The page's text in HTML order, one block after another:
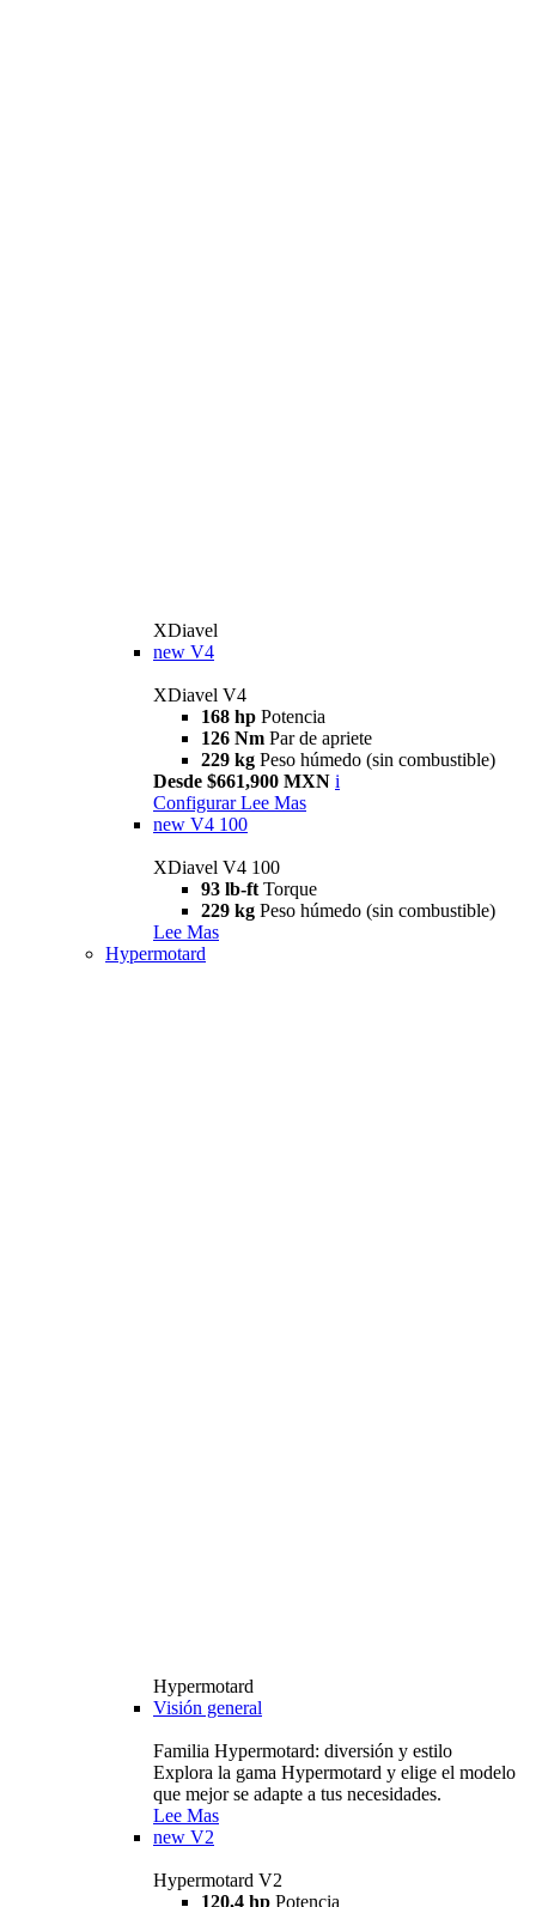
XDiavel
new V4
XDiavel V4
168 hp Potencia
126 Nm Par de apriete
229 kg Peso húmedo (sin combustible)
Desde $661,900 MXN i
Configurar Lee Mas
new V4 100
XDiavel V4 100
93 lb-ft Torque
229 kg Peso húmedo (sin combustible)
Lee Mas
Hypermotard
Hypermotard
Visión general
Familia Hypermotard: diversión y estilo
Explora la gama Hypermotard y elige el modelo
que mejor se adapte a tus necesidades.
Lee Mas
new V2
Hypermotard V2
120,4 hp Potencia